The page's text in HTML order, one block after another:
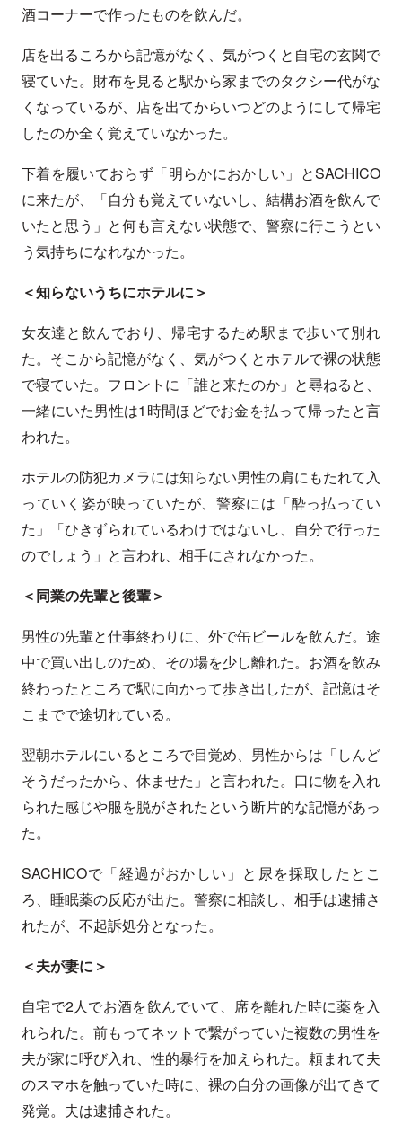
酒コーナーで作ったものを飲んだ。
店を出るころから記憶がなく、気がつくと自宅の玄関で
寝ていた。財布を見ると駅から家までのタクシー代がな
くなっているが、店を出てからいつどのようにして帰宅
したのか全く覚えていなかった。
下着を履いておらず「明らかにおかしい」とSACHICO
に来たが、「自分も覚えていないし、結構お酒を飲んで
いたと思う」と何も言えない状態で、警察に行こうとい
う気持ちになれなかった。
＜知らないうちにホテルに＞
女友達と飲んでおり、帰宅するため駅まで歩いて別れ
た。そこから記憶がなく、気がつくとホテルで裸の状態
で寝ていた。フロントに「誰と来たのか」と尋ねると、
一緒にいた男性は1時間ほどでお金を払って帰ったと言
われた。
ホテルの防犯カメラには知らない男性の肩にもたれて入
っていく姿が映っていたが、警察には「酔っ払ってい
た」「ひきずられているわけではないし、自分で行った
のでしょう」と言われ、相手にされなかった。
＜同業の先輩と後輩＞
男性の先輩と仕事終わりに、外で缶ビールを飲んだ。途
中で買い出しのため、その場を少し離れた。お酒を飲み
終わったところで駅に向かって歩き出したが、記憶はそ
こまでで途切れている。
翌朝ホテルにいるところで目覚め、男性からは「しんど
そうだったから、休ませた」と言われた。口に物を入れ
られた感じや服を脱がされたという断片的な記憶があっ
た。
SACHICOで「経過がおかしい」と尿を採取したとこ
ろ、睡眠薬の反応が出た。警察に相談し、相手は逮捕さ
れたが、不起訴処分となった。
＜夫が妻に＞
自宅で2人でお酒を飲んでいて、席を離れた時に薬を入
れられた。前もってネットで繋がっていた複数の男性を
夫が家に呼び入れ、性的暴行を加えられた。頼まれて夫
のスマホを触っていた時に、裸の自分の画像が出てきて
発覚。夫は逮捕された。